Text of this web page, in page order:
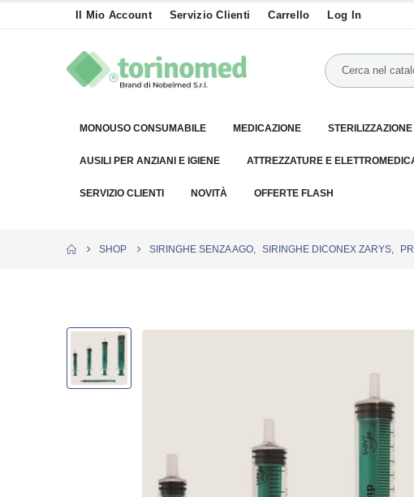
Il Mio Account Servizio Clienti Carrello Log In
MONOUSO CONSUMABILE MEDICAZIONE STERILIZZAZIONE
AUSILI PER ANZIANI E IGIENE ATTREZZATURE E
SERVIZIO CLIENTI NOVITÀ OFFERTE FLASH
SHOP SIRINGHE SENZA AGO SIRINGHE DICONEX ZARYS